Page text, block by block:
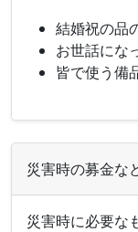
結婚祝の品
お世話にな
皆で使う
災害時の募金な
災害時に必要な